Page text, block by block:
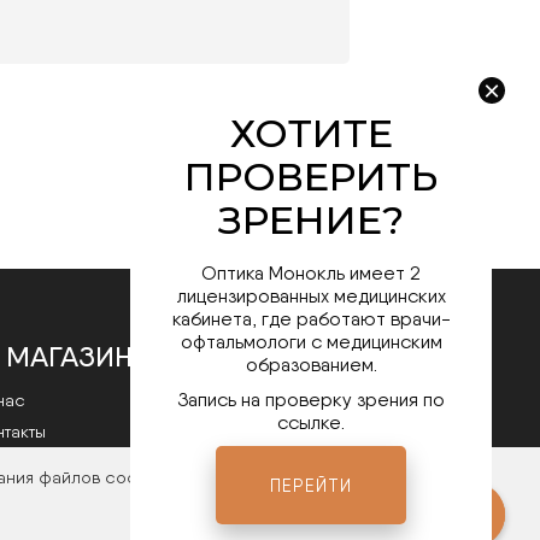
файлов cookies. Чтобы ознакомиться с нашими
Оптика Монокль имеет 2
лицензированных медицинских
кабинета, где работают врачи-
офтальмологи с медицинским
образованием.
Запись на проверку зрения по
ссылке.
ПЕРЕЙТИ
Мы в соц.сетях